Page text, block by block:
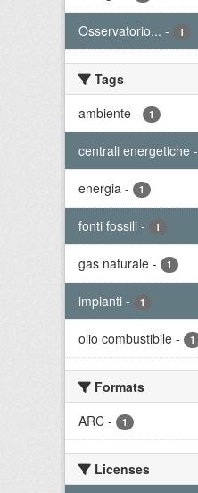
Osservatorio... - 1
Tags
ambiente - 1
centrali energetiche -
energia - 1
fonti fossili - 1
gas naturale - 1
impianti - 1
olio combustibile - 1
Formats
ARC - 1
Licenses